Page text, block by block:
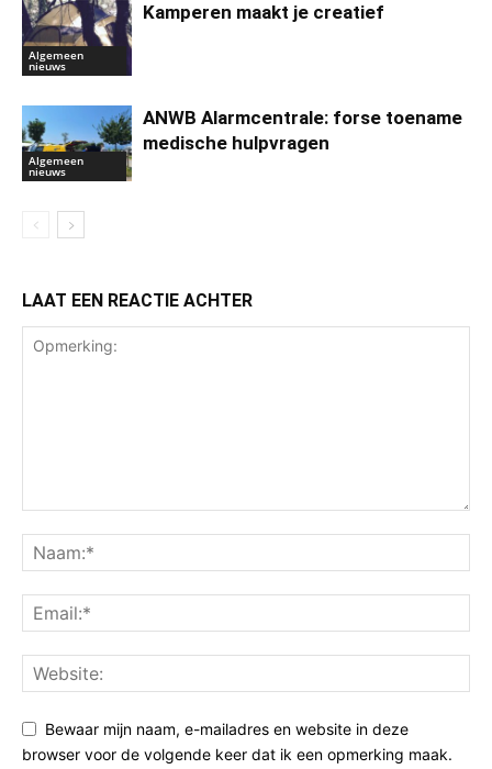
Algemeen
nieuws
Kamperen maakt je creatief
Algemeen
nieuws
ANWB Alarmcentrale: forse toename
medische hulpvragen
LAAT EEN REACTIE ACHTER
Bewaar mijn naam, e-mailadres en website in deze
browser voor de volgende keer dat ik een opmerking maak.